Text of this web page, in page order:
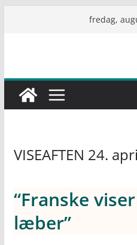
fredag,
VISEAFTEN 24.
“Franske
læber”